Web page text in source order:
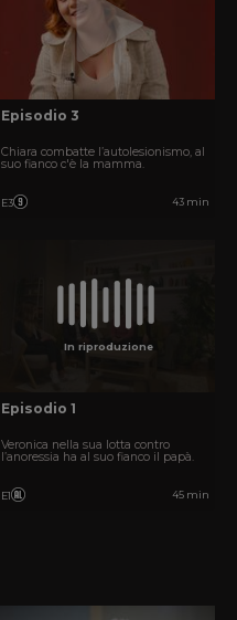
Episodio 3
Chiara combatte l’autolesionismo, al
suo fianco c'è la mamma.
E3 43 min
In riproduzione
Episodio 1
Veronica nella sua lotta contro
l’anoressia ha al suo fianco il papà.
E1 45 min